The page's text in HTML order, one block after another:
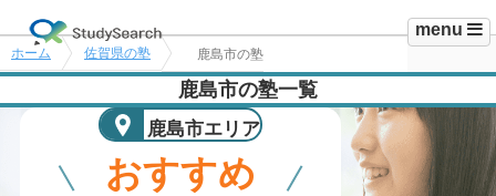
menu
ホーム 佐賀県の塾 鹿島市の塾
鹿島市の塾一覧
鹿島市エリア
おすすめ